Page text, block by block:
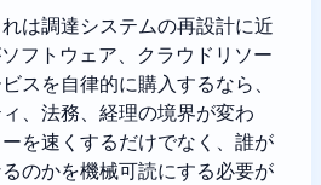
は調達システムの再設計に近
フトウェア、クラウドリソー
スを自律的に購入するなら、
、法務、経理の境界が変わ
を速くするだけでなく、誰が
のかを機械可読にする必要が